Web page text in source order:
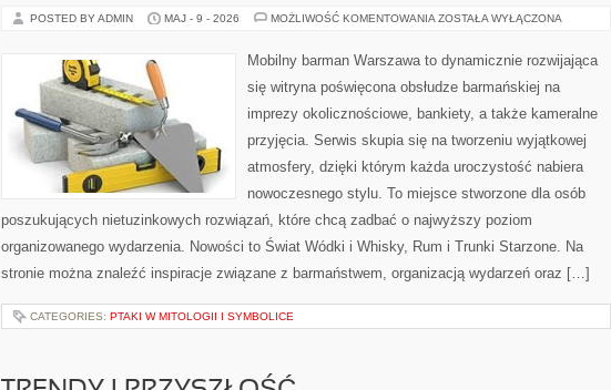
POSTED BY ADMIN MAJ - 9 - 2026 MOŻLIWOŚĆ KOMENTOWANIA DRINKI
ZOSTAŁA WYŁĄCZONA
Mobilny barman Warszawa to dynamicznie rozwijająca
się witryna poświęcona obsłudze barmańskiej na
imprezy okolicznościowe, bankiety, a także kameralne
przyjęcia. Serwis skupia się na tworzeniu wyjątkowej
atmosfery, dzięki którym każda uroczystość nabiera
nowoczesnego stylu. To miejsce stworzone dla osób
poszukujących nietuzinkowych rozwiązań, które chcą zadbać o najwyższy poziom
organizowanego wydarzenia. Nowości to Świat Wódki i Whisky, Rum i Trunki Starzone. Na
stronie można znaleźć inspiracje związane z barmaństwem, organizacją wydarzeń oraz […]
CATEGORIES: PTAKI W MITOLOGII I SYMBOLICE